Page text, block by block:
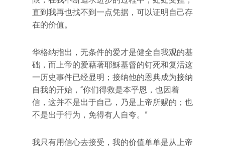
直到我再也找不到一点凭据，可以证明自己存
在的价值。
华格纳指出，无条件的爱才是健全自我观的基
础，而上帝的爱藉著耶穌基督的钉死和复活这
一历史事件已经显明；接纳他的恩典成为接纳
自我的开始，“你们得救是本乎恩，也因着
信，这并不是出于自己，乃是上帝所赐的；也
不是出于行为，免得有人自夸。”
我只有用信心去接受，我的价值单单是从上帝